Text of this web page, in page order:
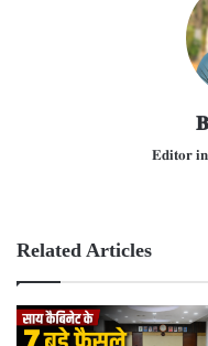
𝐄𝐝𝐢𝐭𝐨𝐫
Related Articles